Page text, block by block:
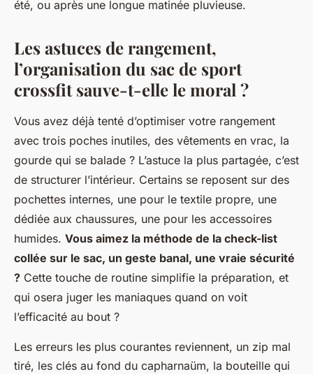
été, ou après une longue matinée pluvieuse.
Les astuces de rangement,
l’organisation du sac de sport
crossfit sauve-t-elle le moral ?
Vous avez déjà tenté d’optimiser votre rangement
avec trois poches inutiles, des vêtements en vrac, la
gourde qui se balade ? L’astuce la plus partagée, c’est
de structurer l’intérieur. Certains se reposent sur des
pochettes internes, une pour le textile propre, une
dédiée aux chaussures, une pour les accessoires
humides. Vous aimez la méthode de la check-list
collée sur le sac, un geste banal, une vraie sécurité
? Cette touche de routine simplifie la préparation, et
qui osera juger les maniaques quand on voit
l’efficacité au bout ?
Les erreurs les plus courantes reviennent, un zip mal
tiré, les clés au fond du capharnaüm, la bouteille qui